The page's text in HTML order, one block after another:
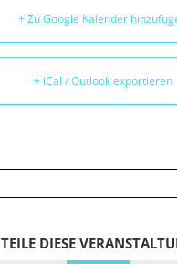
+ Zu Google Kalender
+ iCal / Outlook exportieren
TEILE DIESE